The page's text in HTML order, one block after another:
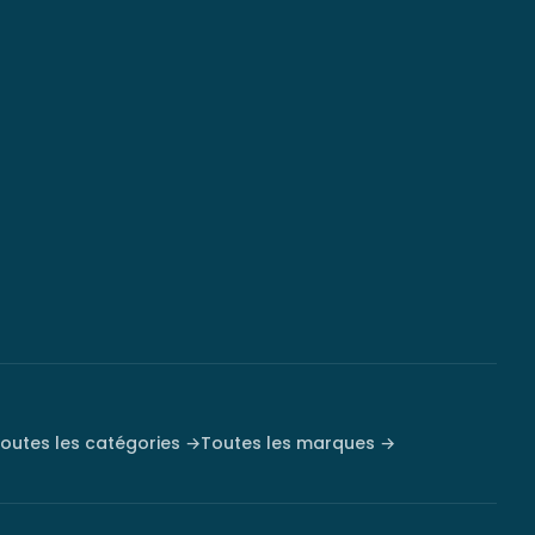
les catégories →Toutes les marques →